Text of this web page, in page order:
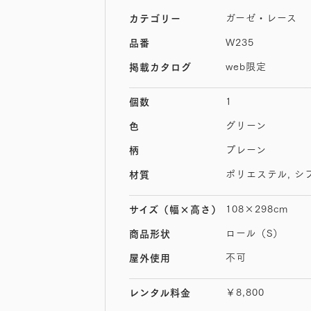
カテゴリー ガーゼ・レース
品番 W235
掲載カタログ web限定
個数 1
色 グリーン
柄 プレーン
材質 ポリエステル, シ
サイズ （幅×高さ） 108×298cm
商品形状 ロール（S）
屋外使用 不可
レンタル料金 ￥8,800